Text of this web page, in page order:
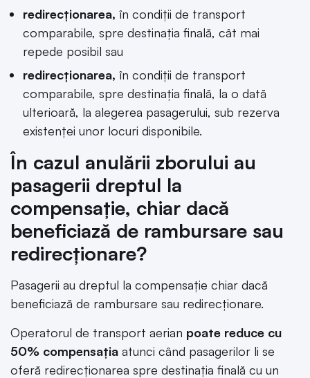
redirecţionarea, în condiţii de transport
comparabile, spre destinaţia finală, cât mai
repede posibil sau
redirecţionarea, în condiţii de transport
comparabile, spre destinaţia finală, la o dată
ulterioară, la alegerea pasagerului, sub rezerva
existenţei unor locuri disponibile.
În cazul anulării zborului au
pasagerii dreptul la
compensație, chiar dacă
beneficiază de rambursare sau
redirecționare?
Pasagerii au dreptul la compensaţie chiar dacă
beneficiază de rambursare sau redirecţionare.
Operatorul de transport aerian poate reduce cu
50% compensaţia atunci când pasagerilor li se
oferă redirecţionarea spre destinaţia finală cu un